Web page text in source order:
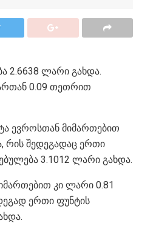
2.6638 ლარი გახდა.
0.09 თეთრით
ევროსთან მიმართებით
რის შედეგადაც ერთი
3.1012 ლარი გახდა.
კი ლარი 0.81
ერთი ფუნტის